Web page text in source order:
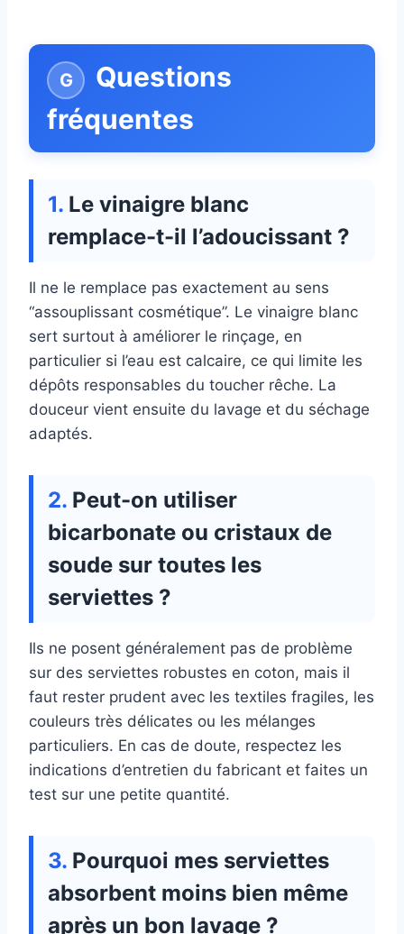
Questions
fréquentes
Le vinaigre blanc
remplace-t-il l’adoucissant ?
Il ne le remplace pas exactement au sens
“assouplissant cosmétique”. Le vinaigre blanc
sert surtout à améliorer le rinçage, en
particulier si l’eau est calcaire, ce qui limite les
dépôts responsables du toucher rêche. La
douceur vient ensuite du lavage et du séchage
adaptés.
Peut-on utiliser
bicarbonate ou cristaux de
soude sur toutes les
serviettes ?
Ils ne posent généralement pas de problème
sur des serviettes robustes en coton, mais il
faut rester prudent avec les textiles fragiles, les
couleurs très délicates ou les mélanges
particuliers. En cas de doute, respectez les
indications d’entretien du fabricant et faites un
test sur une petite quantité.
Pourquoi mes serviettes
absorbent moins bien même
après un bon lavage ?